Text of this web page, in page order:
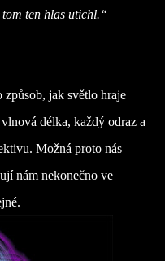
ten hlas utichl.“
způsob, jak světlo hraje
délka, každý odraz a
Možná proto nás
nám nekonečno ve